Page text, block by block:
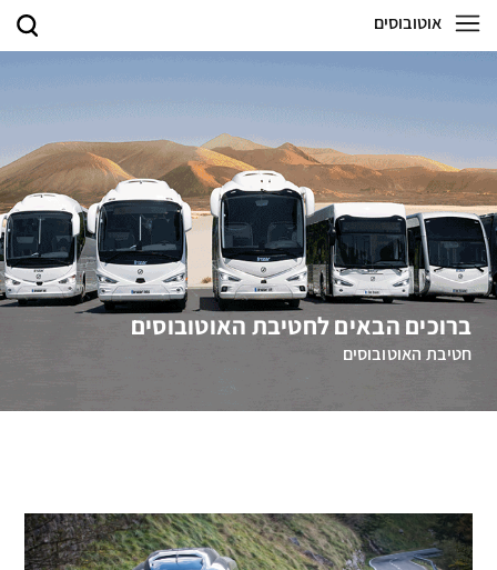
אוטובוסים
ברוכים הבאים לחטיבת האוטובוסים
חטיבת האוטובוסים